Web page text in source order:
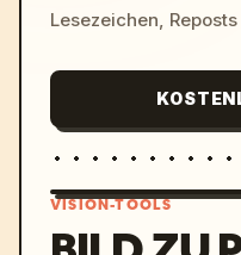
Lesezeichen,
VISION-TOOLS